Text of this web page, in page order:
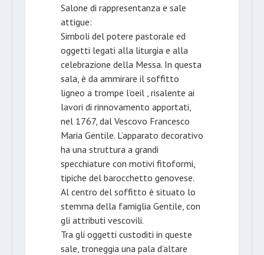
Salone di rappresentanza e sale
attigue:
Simboli del potere pastorale ed
oggetti legati alla liturgia e alla
celebrazione della Messa. In questa
sala, è da ammirare il soffitto
ligneo a trompe l’oeil , risalente ai
lavori di rinnovamento apportati,
nel 1767, dal Vescovo Francesco
Maria Gentile. L’apparato decorativo
ha una struttura a grandi
specchiature con motivi fitoformi,
tipiche del barocchetto genovese.
Al centro del soffitto è situato lo
stemma della famiglia Gentile, con
gli attributi vescovili.
Tra gli oggetti custoditi in queste
sale, troneggia una pala d’altare